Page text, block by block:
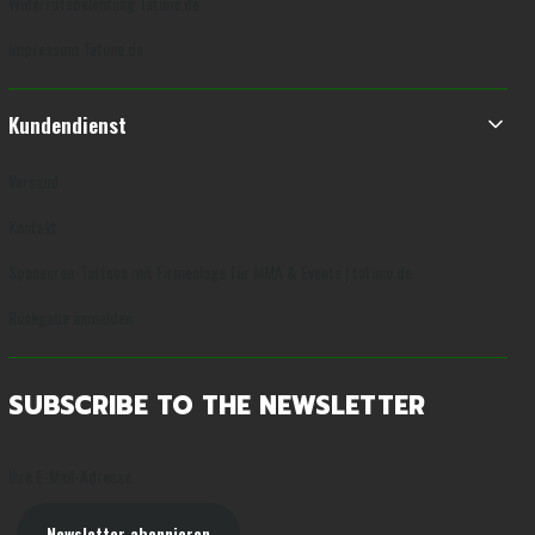
Kundendienst
SUBSCRIBE TO THE NEWSLETTER